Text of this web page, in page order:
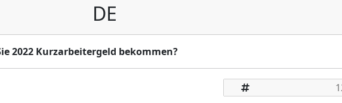
DE
2022 Kurzarbeitergeld bekommen?